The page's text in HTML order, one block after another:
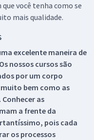
você tenha como se
mais qualidade.
excelente maneira de
nossos cursos são
por um corpo
bem como as
as
a frente da
pois cada
os processos